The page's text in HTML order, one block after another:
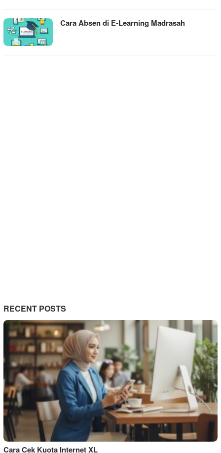
Cara Absen di E-Learning Madrasah
RECENT POSTS
Cara Cek Kuota Internet XL